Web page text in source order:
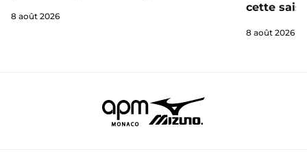
8 août 2026
cette
8 août 2026